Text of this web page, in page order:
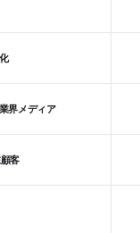
界メディア
客